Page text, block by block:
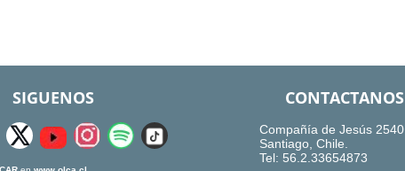
SIGUENOS CONTACTANOS
Compañía de Jesús 2540
Santiago, Chile.
Tel: 56.2.33654873